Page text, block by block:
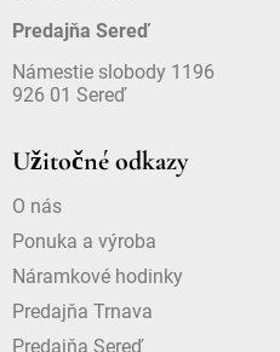
Predajňa Sereď
Námestie slobody 1196
926 01 Sereď
Užitočné odkazy
O nás
Ponuka a výroba
Náramkové hodinky
Predajňa Trnava
Predajňa Sereď